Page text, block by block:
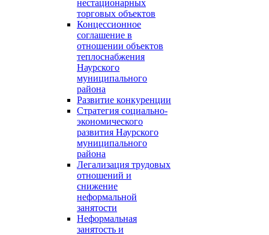
нестационарных
торговых объектов
Концессионное
соглашение в
отношении объектов
теплоснабжения
Наурского
муниципального
района
Развитие конкуренции
Стратегия социально-
экономического
развития Наурского
муниципального
района
Легализация трудовых
отношений и
снижение
неформальной
занятости
Неформальная
занятость и